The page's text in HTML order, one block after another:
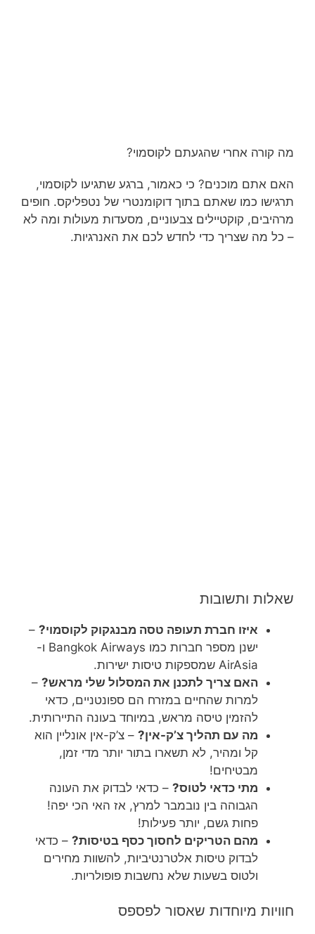
מה קורה אחרי שהגעתם לקוסמוי?
האם אתם מוכנים? כי כאמור, ברגע שתגיעו לקוסמוי,
תרגישו כמו שאתם בתוך דוקומנטרי של נטפליקס. חופים
מרהיבים, קוקטיילים צבעוניים, מסעדות מעולות ומה לא
– כל מה שצריך כדי לחדש לכם את האנרגיות.
שאלות ותשובות
איזו חברת תעופה טסה מבנגקוק לקוסמוי? –
ישנן מספר חברות כמו Bangkok Airways ו-
AirAsia שמספקות טיסות ישירות.
האם צריך לתכנן את המסלול שלי מראש? –
למרות שהחיים במזרח הם ספונטניים, כדאי
להזמין טיסה מראש, במיוחד בעונה התיירותית.
מה עם תהליך צ’ק-אין? – צ’ק-אין אונליין הוא
קל ומהיר, לא תשארו בתור יותר מדי זמן,
מבטיחים!
מתי כדאי לטוס? – כדאי לבדוק את העונה
הגבוהה בין נובמבר למרץ, אז האי הכי יפה!
פחות גשם, יותר פעילות!
מהם הטריקים לחסוך כסף בטיסות? – כדאי
לבדוק טיסות אלטרנטיביות, להשוות מחירים
ולטוס בשעות שלא נחשבות פופולריות.
חוויות מיוחדות שאסור לפספס